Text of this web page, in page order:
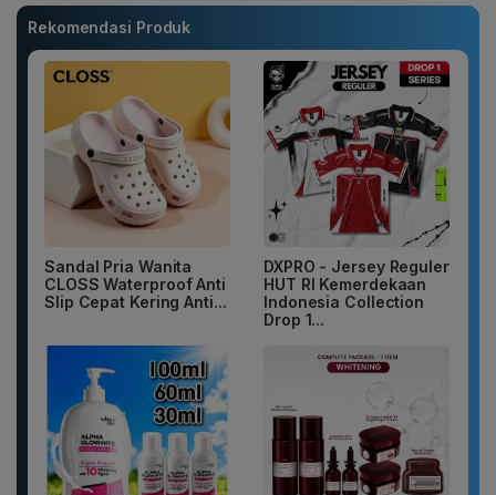
Rekomendasi Produk
Sandal Pria Wanita
CLOSS Waterproof Anti
Slip Cepat Kering Anti...
DXPRO - Jersey Reguler
HUT RI Kemerdekaan
Indonesia Collection
Drop 1...